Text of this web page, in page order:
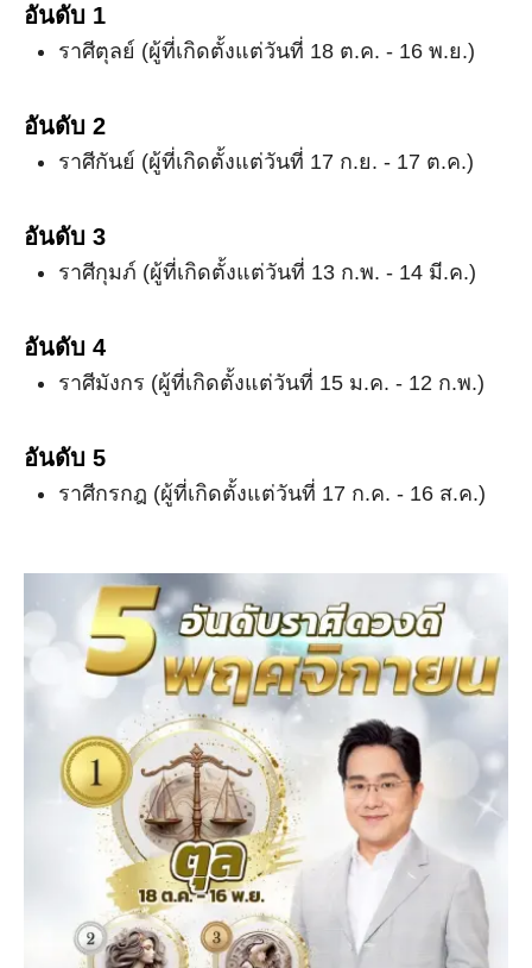
อันดับ 1
ราศีตุลย์ (ผู้ที่เกิดตั้งแต่วันที่ 18 ต.ค. - 16 พ.ย.)
อันดับ 2
ราศีกันย์ (ผู้ที่เกิดตั้งแต่วันที่ 17 ก.ย. - 17 ต.ค.)
อันดับ 3
ราศีกุมภ์ (ผู้ที่เกิดตั้งแต่วันที่ 13 ก.พ. - 14 มี.ค.)
อันดับ 4
ราศีมังกร (ผู้ที่เกิดตั้งแต่วันที่ 15 ม.ค. - 12 ก.พ.)
อันดับ 5
ราศีกรกฎ (ผู้ที่เกิดตั้งแต่วันที่ 17 ก.ค. - 16 ส.ค.)